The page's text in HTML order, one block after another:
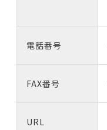
電話番号
FAX番号
URL